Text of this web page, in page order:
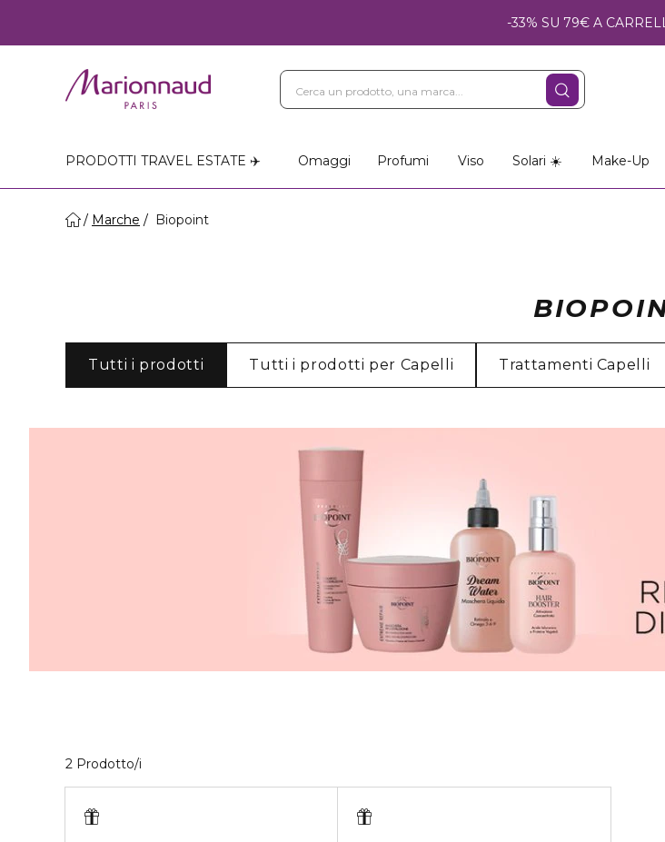
-33% SU 79€ A
PRODOTTI TRAVEL ESTATE ✈️ Omaggi Profumi Viso Solari ☀️ Make-Up
Marche Biopoint
Tutti i prodotti Tutti i prodotti per Capelli Trattamenti Capelli
2 Prodotto/i